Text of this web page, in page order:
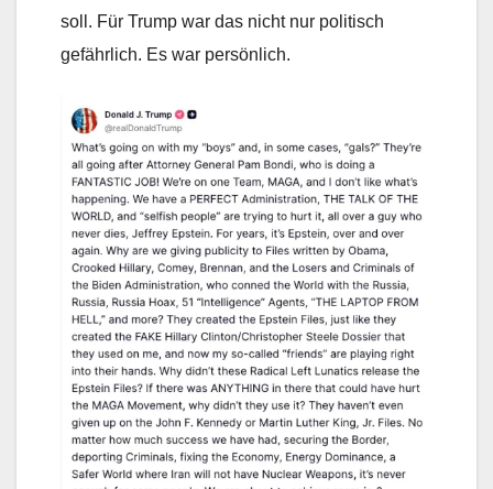
soll. Für Trump war das nicht nur politisch
gefährlich. Es war persönlich.